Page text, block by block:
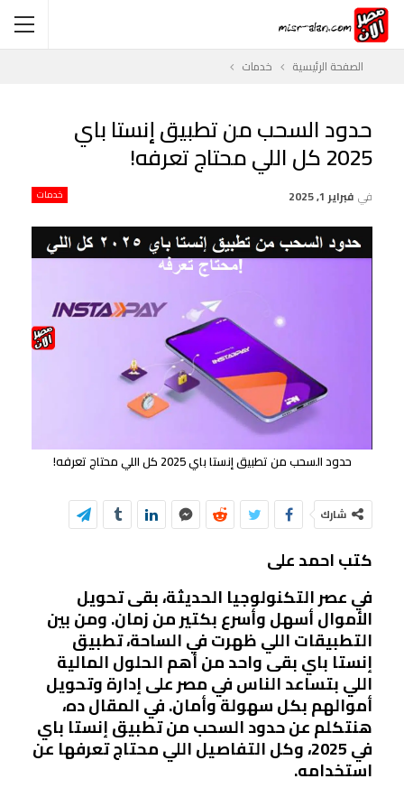
الصفحة الرئيسية خدمات
حدود السحب من تطبيق إنستا باي
2025 كل اللي محتاج تعرفه!
خدمات في فبراير 1, 2025
حدود السحب من تطبيق إنستا باي 2025 كل اللي محتاج تعرفه!
شارك
كتب احمد على
في عصر التكنولوجيا الحديثة، بقى تحويل
الأموال أسهل وأسرع بكتير من زمان. ومن بين
التطبيقات اللي ظهرت في الساحة، تطبيق
إنستا باي بقى واحد من أهم الحلول المالية
اللي بتساعد الناس في مصر على إدارة وتحويل
أموالهم بكل سهولة وأمان. في المقال ده،
هنتكلم عن حدود السحب من تطبيق إنستا باي
في 2025، وكل التفاصيل اللي محتاج تعرفها عن
استخدامه.